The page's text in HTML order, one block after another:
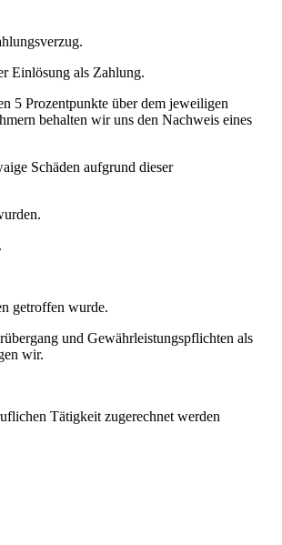
Einlösung als Zahlung.
5 Prozentpunkte über dem jeweiligen
behalten wir uns den Nachweis eines
Schäden aufgrund dieser
getroffen wurde.
und Gewähr­leistungspflichten als
wir.
Tätigkeit zugerechnet werden